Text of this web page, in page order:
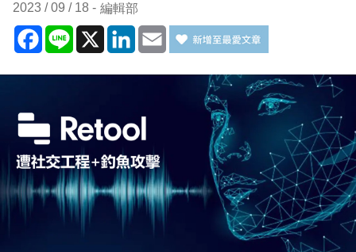
2023 / 09 / 18 編輯部
Facebook
Line X LinkedIn
Email